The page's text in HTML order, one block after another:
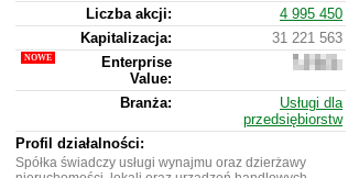
Liczba akcji:
4 995 450
Kapitalizacja:
31 221 563
Enterprise
Value:
563
Branża:
Usługi dla
przedsiębiorstw
Profil działalności:
Spółka świadczy usługi wynajmu oraz dzierżawy